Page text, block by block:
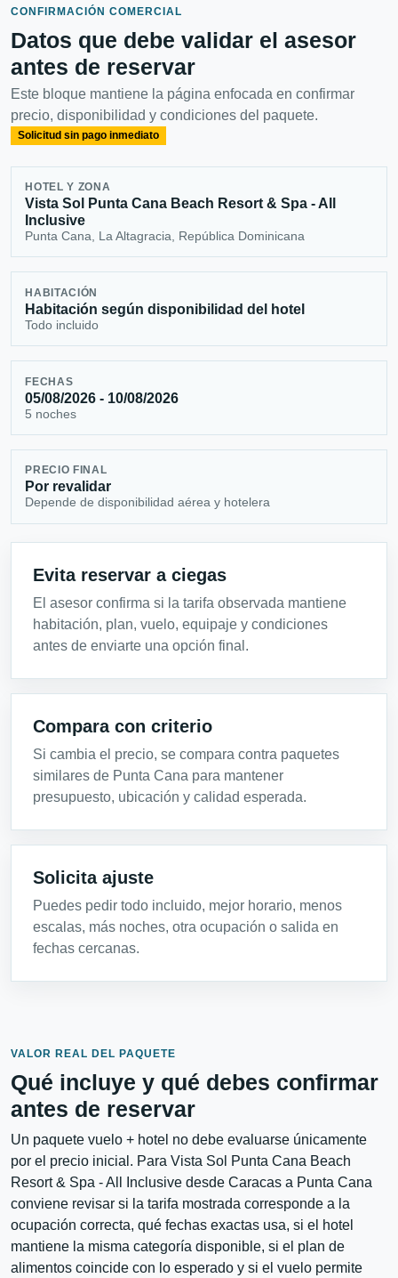
CONFIRMACIÓN COMERCIAL
Datos que debe validar el asesor
antes de reservar
Este bloque mantiene la página enfocada en confirmar
precio, disponibilidad y condiciones del paquete.
Solicitud sin pago inmediato
HOTEL Y ZONA
Vista Sol Punta Cana Beach Resort & Spa - All
Inclusive
Punta Cana, La Altagracia, República Dominicana
HABITACIÓN
Habitación según disponibilidad del hotel
Todo incluido
FECHAS
05/08/2026 - 10/08/2026
5 noches
PRECIO FINAL
Por revalidar
Depende de disponibilidad aérea y hotelera
Evita reservar a ciegas
El asesor confirma si la tarifa observada mantiene
habitación, plan, vuelo, equipaje y condiciones
antes de enviarte una opción final.
Compara con criterio
Si cambia el precio, se compara contra paquetes
similares de Punta Cana para mantener
presupuesto, ubicación y calidad esperada.
Solicita ajuste
Puedes pedir todo incluido, mejor horario, menos
escalas, más noches, otra ocupación o salida en
fechas cercanas.
VALOR REAL DEL PAQUETE
Qué incluye y qué debes confirmar
antes de reservar
Un paquete vuelo + hotel no debe evaluarse únicamente
por el precio inicial. Para Vista Sol Punta Cana Beach
Resort & Spa - All Inclusive desde Caracas a Punta Cana
conviene revisar si la tarifa mostrada corresponde a la
ocupación correcta, qué fechas exactas usa, si el hotel
mantiene la misma categoría disponible, si el plan de
alimentos coincide con lo esperado y si el vuelo permite